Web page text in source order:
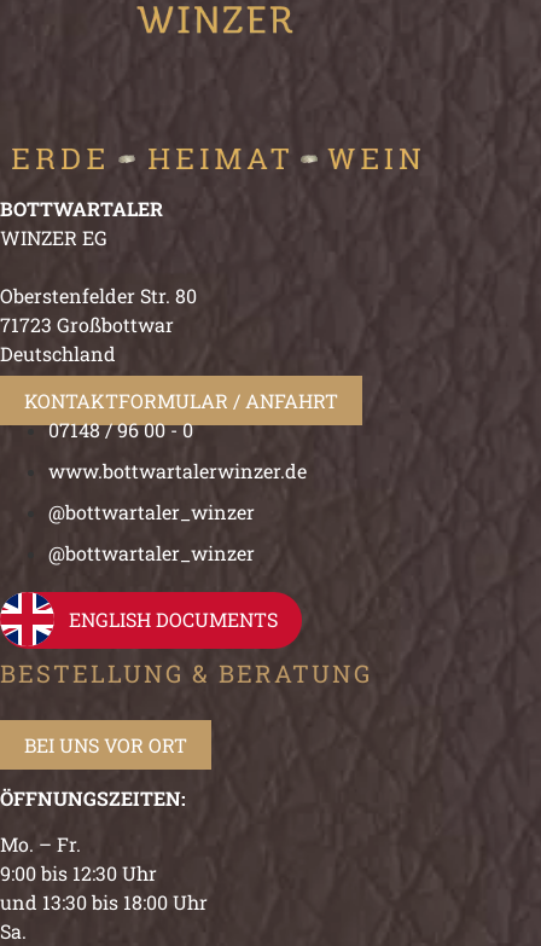
BOTTWARTALER
WINZER EG
Oberstenfelder Str. 80
71723 Großbottwar
Deutschland
KONTAKTFORMULAR / ANFAHRT
07148 / 96 00 - 0
www.bottwartalerwinzer.de
@bottwartaler_winzer
@bottwartaler_winzer
ENGLISH DOCUMENTS
BESTELLUNG & BERATUNG
BEI UNS VOR ORT
ÖFFNUNGSZEITEN:
Mo. – Fr.
9:00 bis 12:30 Uhr
und 13:30 bis 18:00 Uhr
Sa.